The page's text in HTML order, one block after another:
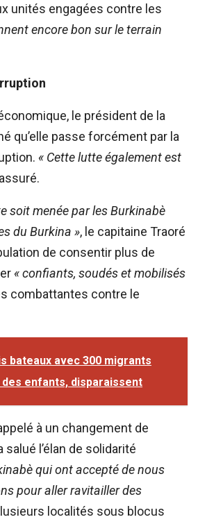
unités engagées contre les
encore bon sur le terrain
le président de la
qu’elle passe forcément par la
« Cette lutte également est
soit menée par les Burkinabè
du Burkina », le capitaine Traoré
de consentir plus de
« confiants, soudés et mobilisés
combattantes contre le
bateaux avec 300 migrants
enfants, disparaissent
à un changement de
l’élan de solidarité
qui ont accepté de nous
pour aller ravitailler des
localités sous blocus